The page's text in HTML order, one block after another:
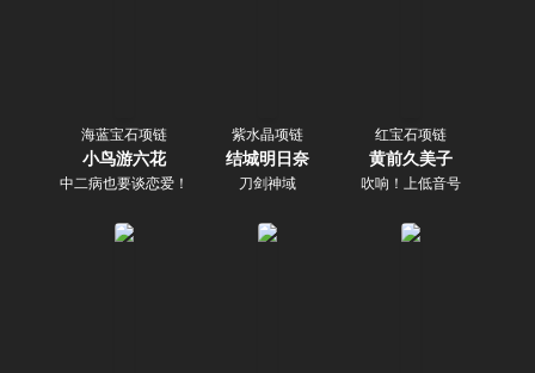
海蓝宝石项链
小鸟游六花
中二病也要谈恋爱！
紫水晶项链
结城明日奈
刀剑神域
红宝石项链
黄前久美子
吹响！上低音号